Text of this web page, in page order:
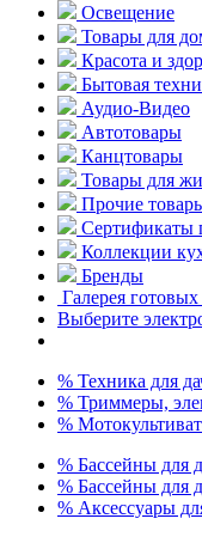
Освещение
Товары для
Красота и
Бытовая
Аудио-Видео
Автотовары
Канцтовары
Товары для
Прочие
Сертификаты
Коллекции
Бренды
Галерея
Выберите
% Техника для
% Триммеры,
%
% Бассейны для
% Бассейны для
% Аксессуары